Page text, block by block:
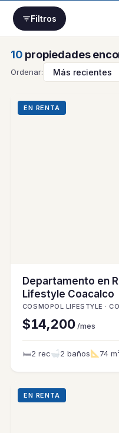
Filtros
10 propiedades
Ordenar:
EN RENTA
Departamento en
Lifestyle Coacalco
COSMOPOL LIFESTYLE ·
$14,200 /mes
🛏2 rec 2 baños 74
EN RENTA